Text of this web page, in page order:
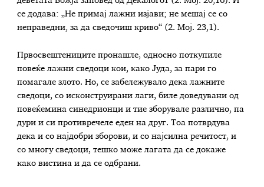
се додава: „Не примај лажни изјави; не мешај се со
неправедни, за да сведочиш криво“ (2. Мој. 23,1).
Првосвештениците пронашле, односно поткупиле
повеќе лажни сведоци кои, како Јуда, за пари го
помагале злото. Но, се забележувало дека лажните
сведоци, со исконструирани лаги, биле доведувани од
повеќемина синедрионци и тие зборувале различно, па
дури и си противречеле еден на друг. Тоа потврдува
дека и со најдобри зборови, и со најсилна речитост, и
со многу сведоци, тешко може лагата да се докаже
како вистина и да се одбрани.